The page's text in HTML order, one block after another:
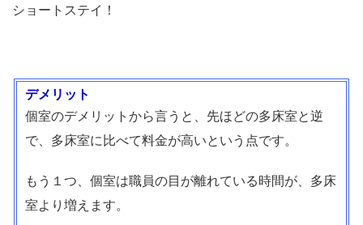
ショートステイ！
デメリット
個室のデメリットから言うと、先ほどの多床室と逆
で、多床室に比べて料金が高いという点です。
もう１つ、個室は職員の目が離れている時間が、多床
室より増えます。